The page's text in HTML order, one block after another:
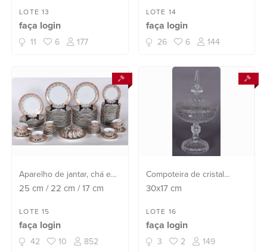
figura de São Francisco,
igreja e casarios, datada
1985. Feit...
LOTE 13
faça login
11 6 177
LOTE 14
faça login
26 6 144
Aparelho de jantar, chá e
café de porcelana Schmidt
composto de: 36 pratos
rasos, 8 pratos fundos, 26
de sobremesa, 15 xícaras
de café c...
25 cm/22 cm/17 cm
LOTE 15
faça login
42 10 852
Compoteira de cristal
tcheco lapidado.
30x17cm
LOTE 16
faça login
3 2 149